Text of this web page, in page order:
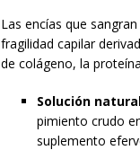
Las encías que
fragilidad capilar
de colágeno, la
Solución
pimiento crudo
suplemento